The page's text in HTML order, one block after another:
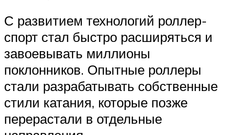
С развитием технологий роллер-
спорт стал быстро расширяться и
завоевывать миллионы
поклонников. Опытные роллеры
стали разрабатывать собственные
стили катания, которые позже
перерастали в отдельные